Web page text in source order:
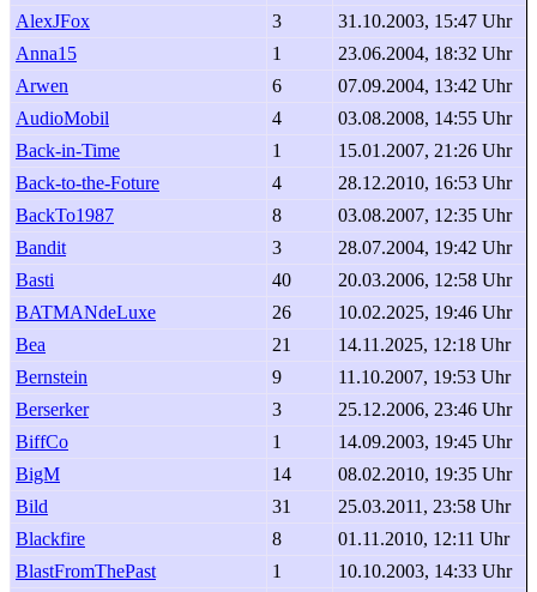
AlexJFox 3
31.10.2003, 15:47 Uhr
Anna15
1
23.06.2004, 18:32 Uhr
Arwen
6
07.09.2004, 13:42 Uhr
AudioMobil
4
03.08.2008, 14:55 Uhr
Back-in-Time
1
15.01.2007, 21:26 Uhr
Back-to-the-Foture
4
28.12.2010, 16:53 Uhr
BackTo1987
8
03.08.2007, 12:35 Uhr
Bandit
3
28.07.2004, 19:42 Uhr
Basti
40
20.03.2006, 12:58 Uhr
BATMANdeLuxe
26
10.02.2025, 19:46 Uhr
Bea
21
14.11.2025, 12:18 Uhr
Bernstein
9
11.10.2007, 19:53 Uhr
Berserker
3
25.12.2006, 23:46 Uhr
BiffCo
1
14.09.2003, 19:45 Uhr
BigM
14
08.02.2010, 19:35 Uhr
Bild
31
25.03.2011, 23:58 Uhr
Blackfire
8
01.11.2010, 12:11 Uhr
BlastFromThePast
1
10.10.2003, 14:33 Uhr